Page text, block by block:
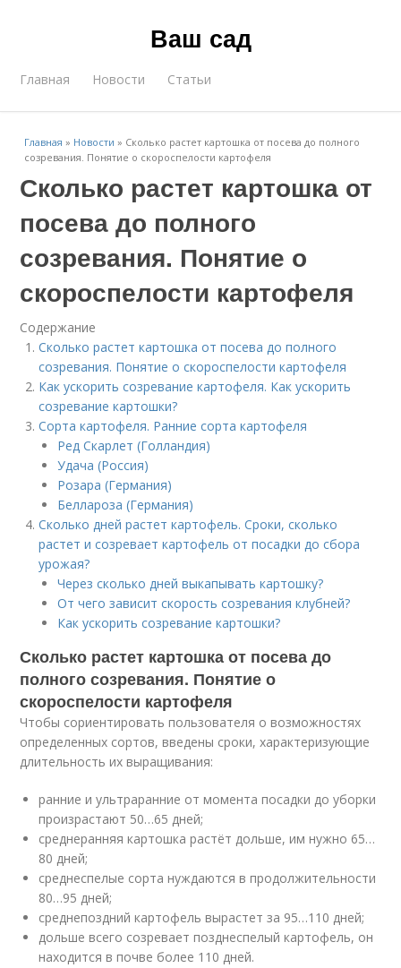
Ваш сад
Главная Новости Статьи
Главная » Новости » Сколько растет картошка от посева до полного
созревания. Понятие о скороспелости картофеля
Сколько растет картошка от
посева до полного
созревания. Понятие о
скороспелости картофеля
Содержание
Сколько растет картошка от посева до полного
созревания. Понятие о скороспелости картофеля
Как ускорить созревание картофеля. Как ускорить
созревание картошки?
Сорта картофеля. Ранние сорта картофеля
Ред Скарлет (Голландия)
Удача (Россия)
Розара (Германия)
Беллароза (Германия)
Сколько дней растет картофель. Сроки, сколько
растет и созревает картофель от посадки до сбора
урожая?
Через сколько дней выкапывать картошку?
От чего зависит скорость созревания клубней?
Как ускорить созревание картошки?
Сколько растет картошка от посева до
полного созревания. Понятие о
скороспелости картофеля
Чтобы сориентировать пользователя о возможностях
определенных сортов, введены сроки, характеризующие
длительность их выращивания:
ранние и ультраранние от момента посадки до уборки
произрастают 50…65 дней;
среднеранняя картошка растёт дольше, им нужно 65…
80 дней;
среднеспелые сорта нуждаются в продолжительности
80…95 дней;
среднепоздний картофель вырастет за 95…110 дней;
дольше всего созревает позднеспелый картофель, он
находится в почве более 110 дней.